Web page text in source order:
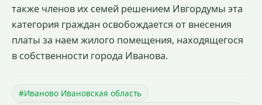
также членов их семей решением Ивгордумы эта
категория граждан освобождается от внесения
платы за наем жилого помещения, находящегося
в собственности города Иванова.
#Иваново Ивановская область